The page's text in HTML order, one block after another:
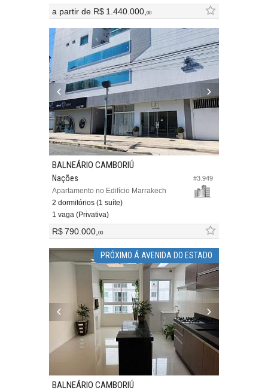
a partir de R$ 1.440.000,00
#3.949
BALNEÁRIO CAMBORIÚ
Nações
Apartamento no Edifício Marrakech
2 dormitórios (1 suíte)
1 vaga (Privativa)
R$ 790.000,00
PRÓXIMO Á AVENIDA DO ESTADO
BALNEÁRIO CAMBORIÚ